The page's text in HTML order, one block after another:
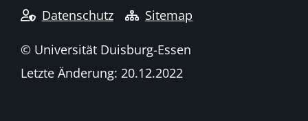
Datenschutz
Sitemap
© Universität Duisburg-Essen
Letzte Änderung: 20.12.2022